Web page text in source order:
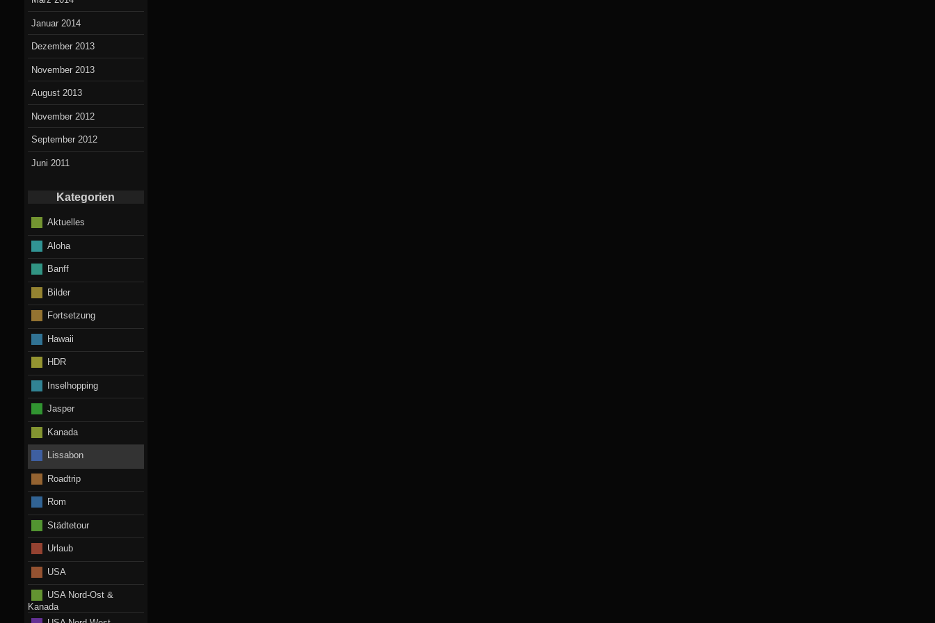
Januar 2014
Dezember 2013
November 2013
August 2013
November 2012
September 2012
Juni 2011
Kategorien
Aktuelles
Aloha
Banff
Bilder
Fortsetzung
Hawaii
HDR
Inselhopping
Jasper
Kanada
Lissabon
Roadtrip
Rom
Städtetour
Urlaub
USA
USA Nord-Ost &
Kanada